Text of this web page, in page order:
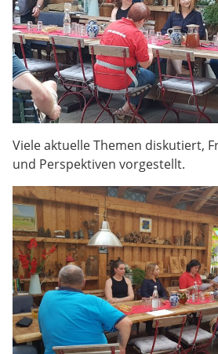
Viele aktuelle Themen diskutiert,
und Perspektiven vorgestellt.